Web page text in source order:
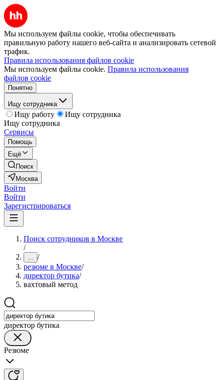
Мы используем файлы cookie, чтобы обеспечивать
правильную работу нашего веб-сайта и анализировать сетевой
трафик.
Правила использования файлов cookie
Мы используем файлы cookie. Правила использования
файлов cookie
Понятно
Ищу сотрудника
Ищу работу
Ищу сотрудника
Ищу сотрудника
Сервисы
Помощь
Ещё
Поиск
Москва
Войти
Войти
Зарегистрироваться
Поиск сотрудников в Москве
/
... /
резюме в Москве/
директор бутика/
вахтовый метод
директор бутика
Резюме